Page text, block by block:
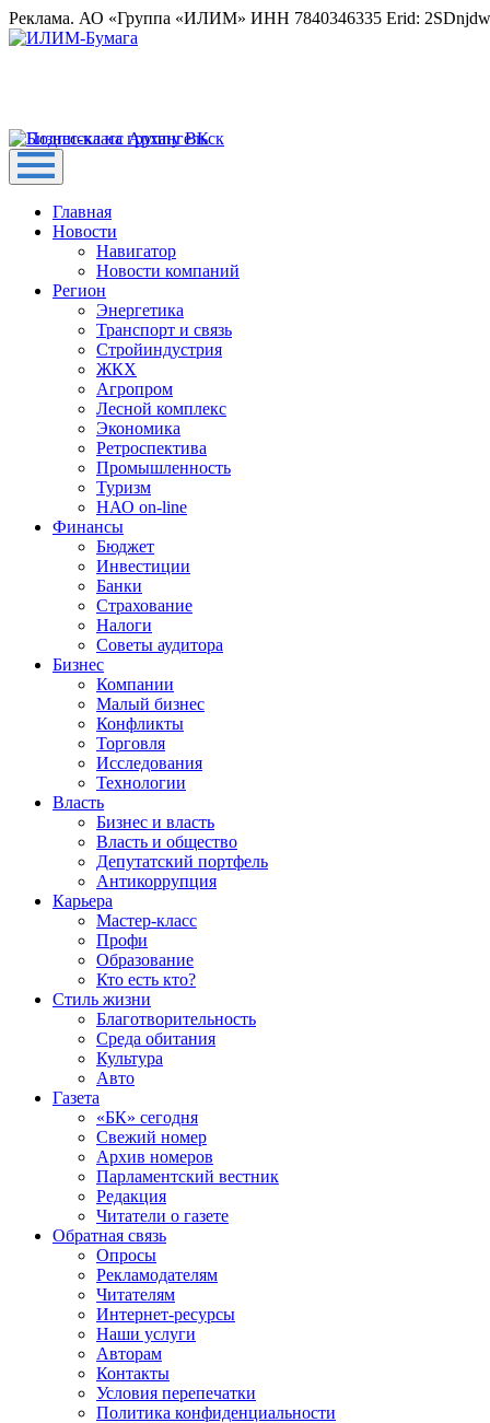
Реклама. АО «Группа «ИЛИМ» ИНН 7840346335 Erid:
Главная
Новости
Навигатор
Новости компаний
Регион
Энергетика
Транспорт и связь
Стройиндустрия
ЖКХ
Агропром
Лесной комплекс
Экономика
Ретроспектива
Промышленность
Туризм
НАО on-line
Финансы
Бюджет
Инвестиции
Банки
Страхование
Налоги
Советы аудитора
Бизнес
Компании
Малый бизнес
Конфликты
Торговля
Исследования
Технологии
Власть
Бизнес и власть
Власть и общество
Депутатский портфель
Антикоррупция
Карьера
Мастер-класс
Профи
Образование
Кто есть кто?
Стиль жизни
Благотворительность
Среда обитания
Культура
Авто
Газета
«БК» сегодня
Свежий номер
Архив номеров
Парламентский вестник
Редакция
Читатели о газете
Обратная связь
Опросы
Рекламодателям
Читателям
Интернет-ресурсы
Наши услуги
Авторам
Контакты
Условия перепечатки
Политика конфиденциальности